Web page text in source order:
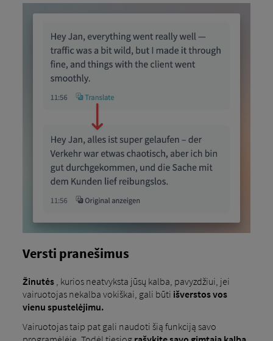
Versti pranešimus
Žinutės, kurios neatvyksta jūsų kalba, pavyzdžiui, jei
vairuotojas nekalba vokiškai, gali būti išverstos vos
vienu spustelėjimu.
Vairuotojas taip pat gali naudoti šią funkciją savo